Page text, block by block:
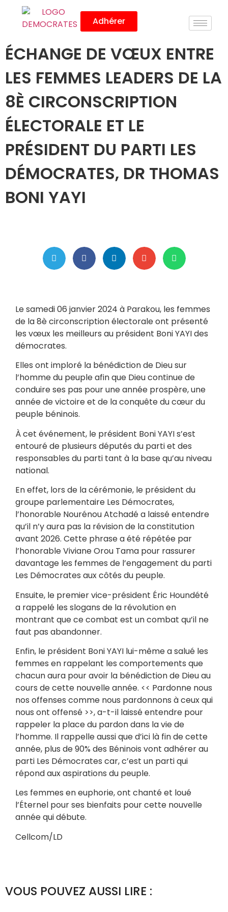
Adhérer
ÉCHANGE DE VŒUX ENTRE
LES FEMMES LEADERS DE LA
8È CIRCONSCRIPTION
ÉLECTORALE ET LE
PRÉSIDENT DU PARTI LES
DÉMOCRATES, DR THOMAS
BONI YAYI
Le samedi 06 janvier 2024 à Parakou, les femmes
de la 8è circonscription électorale ont présenté
les vœux les meilleurs au président Boni YAYI des
démocrates.
Elles ont imploré la bénédiction de Dieu sur
l’homme du peuple afin que Dieu continue de
conduire ses pas pour une année prospère, une
année de victoire et de la conquête du cœur du
peuple béninois.
À cet événement, le président Boni YAYI s’est
entouré de plusieurs députés du parti et des
responsables du parti tant à la base qu’au niveau
national.
En effet, lors de la cérémonie, le président du
groupe parlementaire Les Démocrates,
l’honorable Nourénou Atchadé a laissé entendre
qu’il n’y aura pas la révision de la constitution
avant 2026. Cette phrase a été répétée par
l’honorable Viviane Orou Tama pour rassurer
davantage les femmes de l’engagement du parti
Les Démocrates aux côtés du peuple.
Ensuite, le premier vice-président Éric Houndété
a rappelé les slogans de la révolution en
montrant que ce combat est un combat qu’il ne
faut pas abandonner.
Enfin, le président Boni YAYI lui-même a salué les
femmes en rappelant les comportements que
chacun aura pour avoir la bénédiction de Dieu au
cours de cette nouvelle année. << Pardonne nous
nos offenses comme nous pardonnons à ceux qui
nous ont offensé >>, a-t-il laissé entendre pour
rappeler la place du pardon dans la vie de
l’homme. Il rappelle aussi que d’ici là fin de cette
année, plus de 90% des Béninois vont adhérer au
parti Les Démocrates car, c’est un parti qui
répond aux aspirations du peuple.
Les femmes en euphorie, ont chanté et loué
l’Éternel pour ses bienfaits pour cette nouvelle
année qui débute.
Cellcom/LD
VOUS POUVEZ AUSSI LIRE :